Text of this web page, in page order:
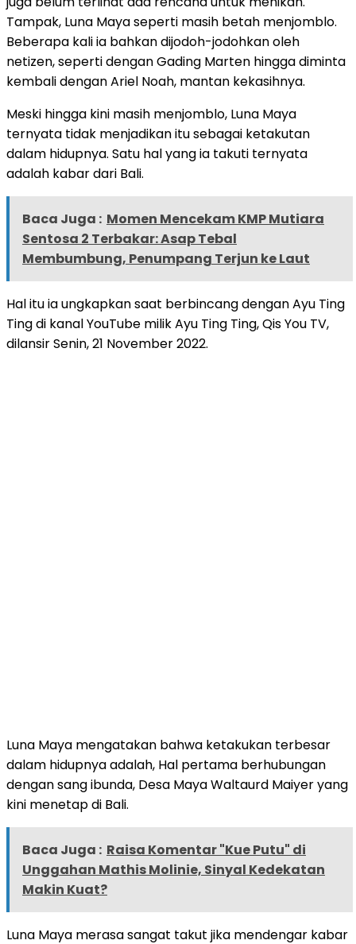
Tampak, Luna Maya seperti masih betah menjomblo.
Beberapa kali ia bahkan dijodoh-jodohkan oleh
netizen, seperti dengan Gading Marten hingga diminta
kembali dengan Ariel Noah, mantan kekasihnya.
Meski hingga kini masih menjomblo, Luna Maya
ternyata tidak menjadikan itu sebagai ketakutan
dalam hidupnya. Satu hal yang ia takuti ternyata
adalah kabar dari Bali.
Baca Juga : Momen Mencekam KMP Mutiara
Sentosa 2 Terbakar: Asap Tebal
Membumbung, Penumpang Terjun ke Laut
Hal itu ia ungkapkan saat berbincang dengan Ayu Ting
Ting di kanal YouTube milik Ayu Ting Ting, Qis You TV,
dilansir Senin, 21 November 2022.
Luna Maya mengatakan bahwa ketakukan terbesar
dalam hidupnya adalah, Hal pertama berhubungan
dengan sang ibunda, Desa Maya Waltaurd Maiyer yang
kini menetap di Bali.
Baca Juga : Raisa Komentar "Kue Putu" di
Unggahan Mathis Molinie, Sinyal Kedekatan
Makin Kuat?
Luna Maya merasa sangat takut jika mendengar kabar